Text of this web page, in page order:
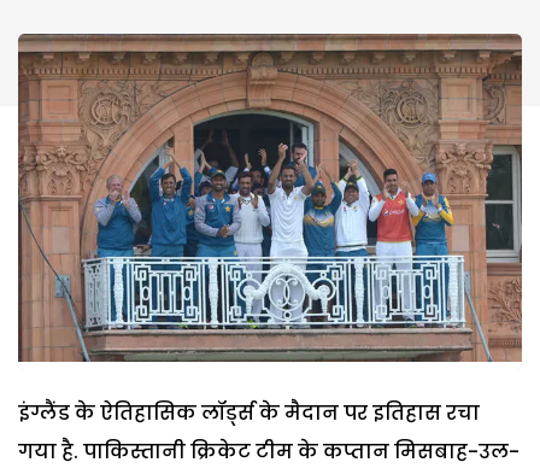
इंग्लैंड के ऐतिहासिक लॉर्ड्स के मैदान पर इतिहास रचा
गया है. पाकिस्तानी क्रिकेट टीम के कप्तान मिसबाह-उल-